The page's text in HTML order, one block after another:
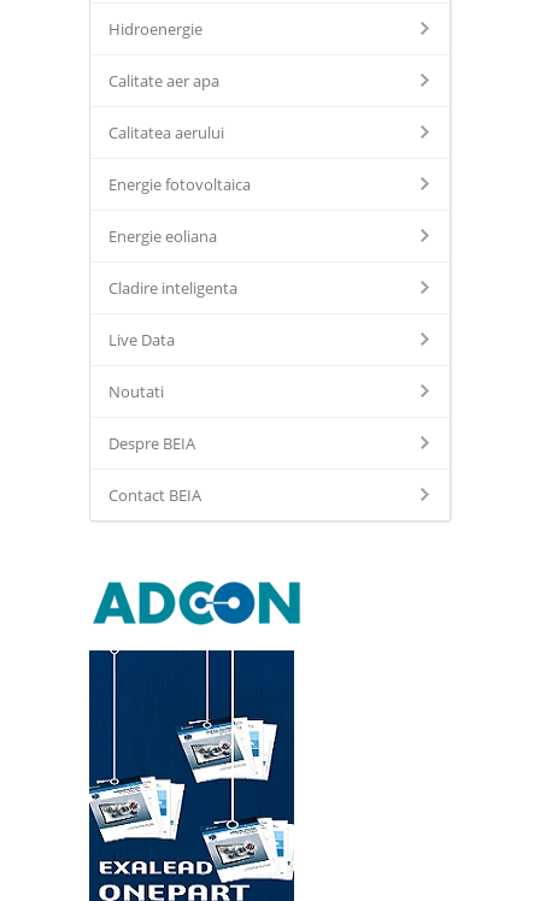
Hidroenergie
Calitate aer apa
Calitatea aerului
Energie fotovoltaica
Energie eoliana
Cladire inteligenta
Live Data
Noutati
Despre BEIA
Contact BEIA